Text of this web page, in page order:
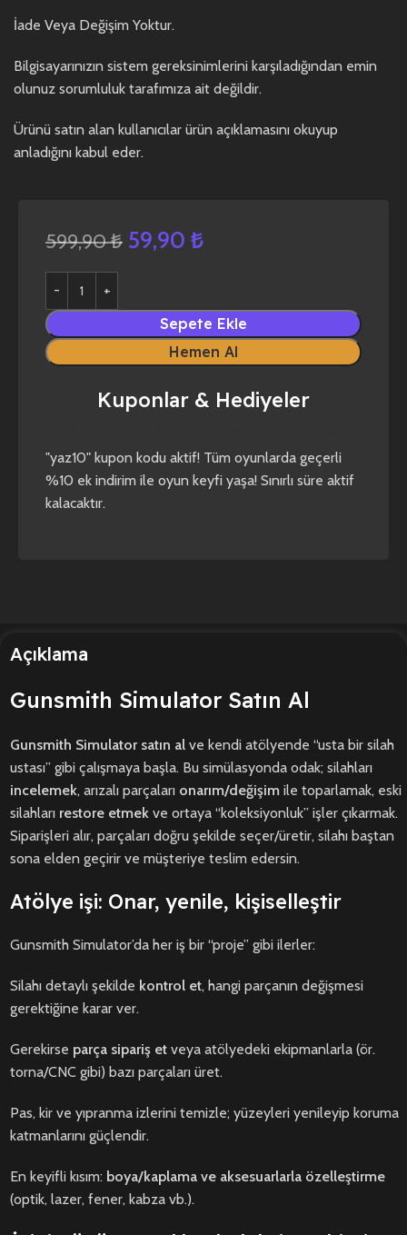
İade Veya Değişim Yoktur.
Bilgisayarınızın sistem gereksinimlerini karşıladığından emin
olunuz sorumluluk tarafımıza ait değildir.
Ürünü satın alan kullanıcılar ürün açıklamasını okuyup
anladığını kabul eder.
599,90₺ 59,90 ₺
Sepete Ekle
Hemen Al
Kuponlar & Hediyeler
"yaz10" kupon kodu aktif! Tüm oyunlarda geçerli
%10 ek indirim ile oyun keyfi yaşa! Sınırlı süre aktif
kalacaktır.
Açıklama
Gunsmith Simulator Satın Al
Gunsmith Simulator satın al ve kendi atölyende “usta bir silah
ustası” gibi çalışmaya başla. Bu simülasyonda odak; silahları
incelemek, arızalı parçaları onarım/değişim ile toparlamak, eski
silahları restore etmek ve ortaya “koleksiyonluk” işler çıkarmak.
Siparişleri alır, parçaları doğru şekilde seçer/üretir, silahı baştan
sona elden geçirir ve müşteriye teslim edersin.
Atölye işi: Onar, yenile, kişiselleştir
Gunsmith Simulator’da her iş bir “proje” gibi ilerler:
Silahı detaylı şekilde kontrol et, hangi parçanın değişmesi
gerektiğine karar ver.
Gerekirse parça sipariş et veya atölyedeki ekipmanlarla (ör.
torna/CNC gibi) bazı parçaları üret.
Pas, kir ve yıpranma izlerini temizle; yüzeyleri yenileyip koruma
katmanlarını güçlendir.
En keyifli kısım: boya/kaplama ve aksesuarlarla özelleştirme
(optik, lazer, fener, kabza vb.).